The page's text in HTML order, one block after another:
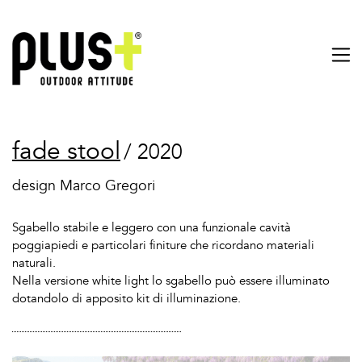
fade stool/ 2020
design Marco Gregori
Sgabello stabile e leggero con una funzionale cavità
poggiapiedi e particolari finiture che ricordano materiali
naturali.
Nella versione white light lo sgabello può essere illuminato
dotandolo di apposito kit di illuminazione.